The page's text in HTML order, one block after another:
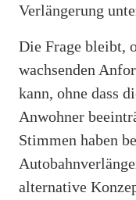
Verlängerung
Die Frage bleibt,
wachsenden
kann, ohne dass
Anwohner
Stimmen haben
alternative